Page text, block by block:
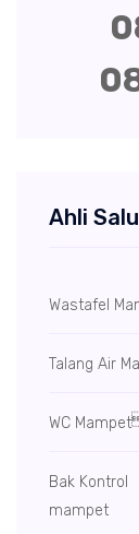
Ahli
Wastafel
Talang Air
WC Mampet
Bak Kontrol
mampet